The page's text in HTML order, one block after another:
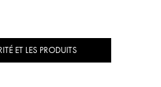
ET LES PRODUITS